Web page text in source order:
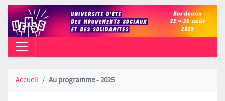
CAMPUS PEIXOTTO (TALENCE) -
Accueil Au programme - 2025